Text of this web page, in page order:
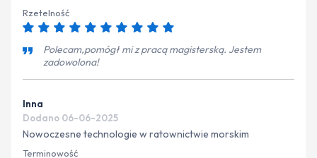
Rzetelność
Polecam,pomógł mi z pracą magisterską. Jestem
zadowolona!
Inna
Dodano 06-06-2025
Nowoczesne technologie w ratownictwie morskim
Terminowość